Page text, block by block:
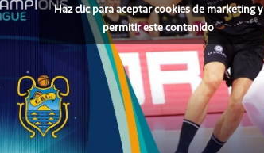
Haz clic para aceptar cookies de marketing y
permitir este contenido